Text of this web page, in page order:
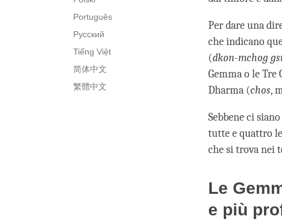
Português
Русский
Tiếng Việt
简体中文
繁體中文
Per dare una
che indicano
(dkon-mchog
Gemma o le Tre
Dharma (chos,
Sebbene ci
tutte e quattro
che si trova nei
Le
e più